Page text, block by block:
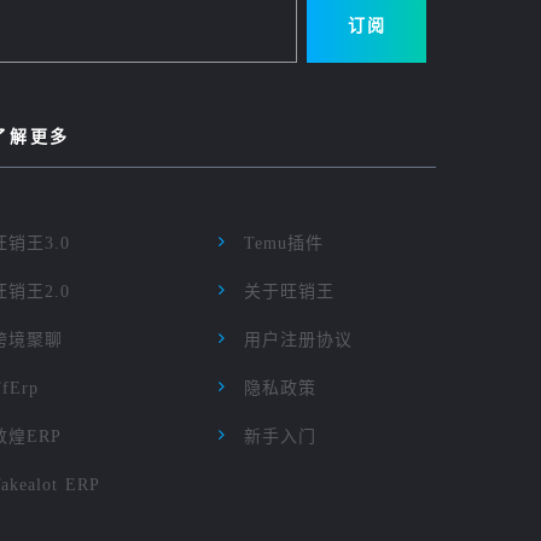
订阅
解更多
销王3.0
销王2.0
境聚聊
煌ERP
ERP
Temu插件
关于旺销王
用户注册协议
隐私政策
新手入门